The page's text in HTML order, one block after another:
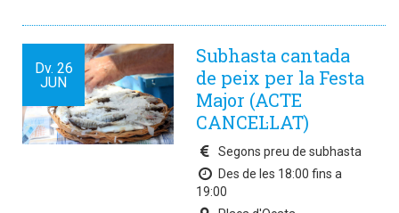
Dv. 26
JUN
Subhasta cantada
de peix per la Festa
Major (ACTE
CANCEL·LAT)
Segons preu de subhasta
Des de les 18:00 fins a
19:00